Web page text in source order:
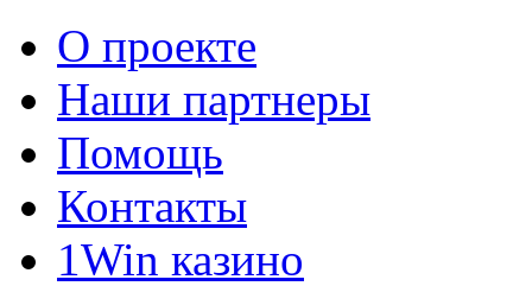
О проекте
Наши партнеры
Помощь
Контакты
1Win казино